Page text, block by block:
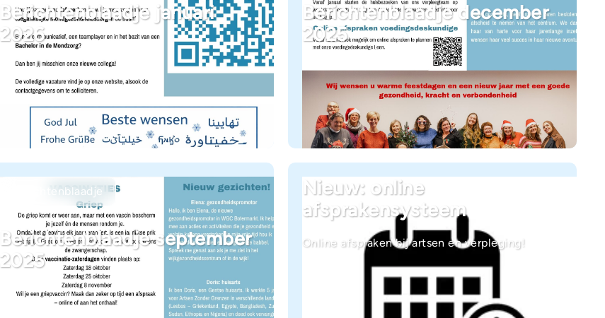
Berichtenblaadje januari
2026
Berichtenblaadje december
2025
Berichtenblaadje
Berichtenblaadje september
2025
Nieuw: online
afsprakensysteem
Online afspraken bij artsen en verpleging!